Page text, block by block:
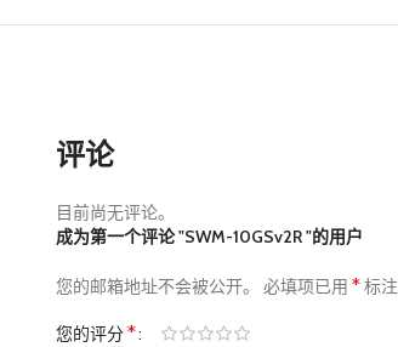
评论
目前尚无评论。
成为第一个评论 "SWM-10GSv2R "的用户
您的邮箱地址不会被公开。 必填项已用 *标注
您的评分*